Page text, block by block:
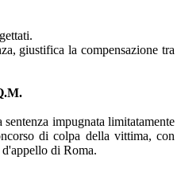
giustifica la compensazione tra
impugnata limitatamente
di colpa della vittima, con
di Roma.